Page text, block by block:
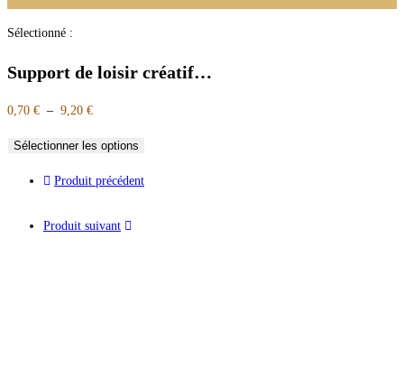
Sélectionné :
Support de loisir créatif…
0,70 € – 9,20 €
Sélectionner les options
Produit précédent
Produit suivant